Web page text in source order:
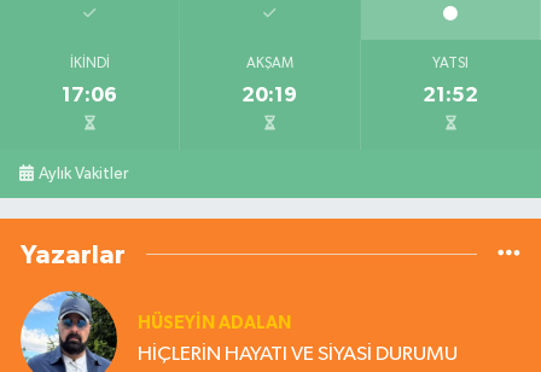
İKINDI
17:06
AKŞAM
20:19
YATSI
21:52
Aylık Vakitler
Yazarlar
HÜSEYIN ADALAN
HİÇLERİN HAYATI VE SİYASİ DURUMU